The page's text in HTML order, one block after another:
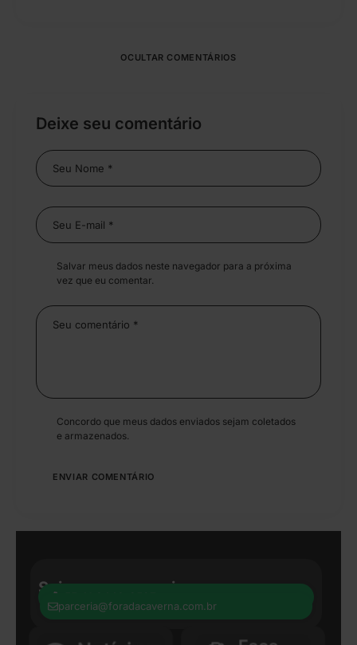
OCULTAR COMENTÁRIOS
Deixe seu comentário
Salvar meus dados neste navegador para a próxima
vez que eu comentar.
Concordo que meus dados enviados sejam coletados
e armazenados.
Seja nosso parceiro:
parceria@foradacaverna.com.br